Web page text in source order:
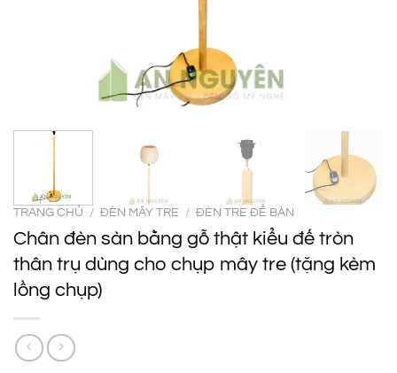
TRANG CHỦ / ĐÈN MÂY TRE / ĐÈN TRE ĐỂ BÀN
Chân đèn sàn bằng gỗ thật kiểu đế tròn
thân trụ dùng cho chụp mây tre (tặng kèm
lồng chụp)